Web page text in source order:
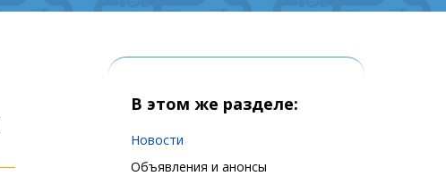
В этом же разделе:
Новости
Объявления и анонсы